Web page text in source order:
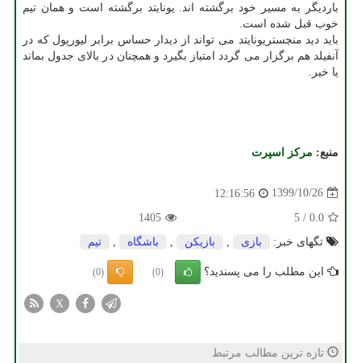
باردیگر به مسیر خود برگشته اند. یونایتد برگشته است و همان تیم
خوب قبل شده است.
باید دید منچستریونایتد می تواند از دیدار حساس برابر لیورپول که در
آنفیلد هم برگزار می گردد امتیاز بگیرد و همچنان در بالای جدول بماند
یا خیر.
منبع: مركز اسپرت
1399/10/26
12:16:56
0.0
/
5
1405
تگهای خبر:
بازی بازیكن باشگاه تیم
این مطلب را می پسندید؟ (0)
(0)
X
تازه ترین مطالب مرتبط